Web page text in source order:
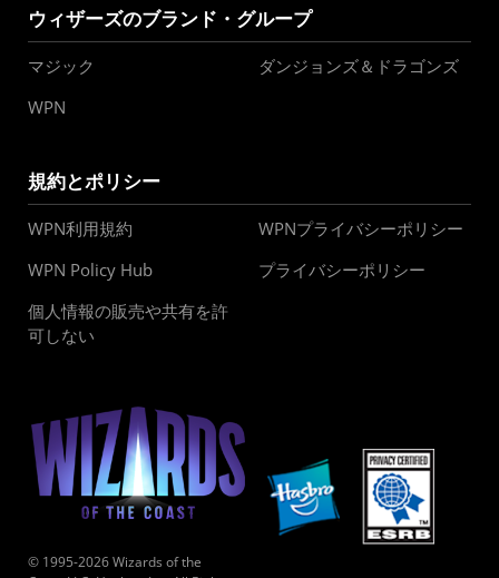
ウィザーズのブランド・グループ
マジック
ダンジョンズ＆ドラゴンズ
WPN
規約とポリシー
WPN利用規約
WPNプライバシーポリシー
WPN Policy Hub
プライバシーポリシー
個人情報の販売や共有を許
可しない
© 1995-2026 Wizards of the